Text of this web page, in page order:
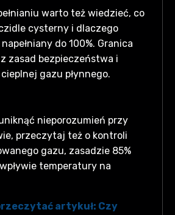
warto też wiedzieć, co
cysterny i dlaczego
do 100%. Granica
zasad bezpieczeństwa i
gazu płynnego.
nieporozumień przy
przeczytaj też o kontroli
gazu, zasadzie 85%
temperatury na
artykuł: Czy